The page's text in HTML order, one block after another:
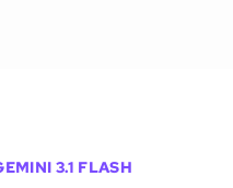
3.1 FLASH